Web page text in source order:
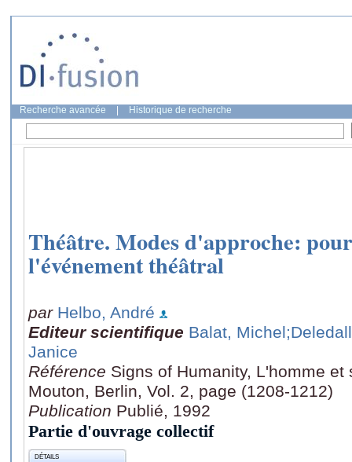
Recherche avancée Historique de recherche
Théâtre. Modes d'approche:
l'événement théâtral
par Helbo, André
Editeur scientifique Balat, Michel
Janice
Référence Signs of Humanity, L'homme
Mouton, Berlin, Vol. 2, page (1208-1212)
Publication Publié, 1992
Partie d'ouvrage collectif
DÉTAILS